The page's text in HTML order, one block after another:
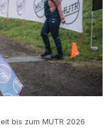
bis zum MUTR 2026